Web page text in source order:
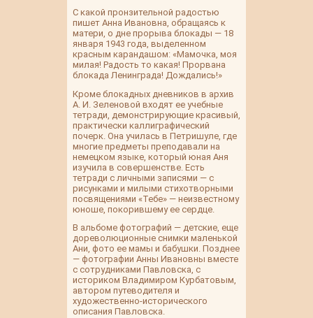
С какой пронзительной радостью
пишет Анна Ивановна, обращаясь к
матери, о дне прорыва блокады — 18
января 1943 года, выделенном
красным карандашом: «Мамочка, моя
милая! Радость то какая! Прорвана
блокада Ленинграда! Дождались!»
Кроме блокадных дневников в архив
А. И. Зеленовой входят ее учебные
тетради, демонстрирующие красивый,
практически каллиграфический
почерк. Она училась в Петришуле, где
многие предметы преподавали на
немецком языке, который юная Аня
изучила в совершенстве. Есть
тетради с личными записями — с
рисунками и милыми стихотворными
посвящениями «Тебе» — неизвестному
юноше, покорившему ее сердце.
В альбоме фотографий — детские, еще
дореволюционные снимки маленькой
Ани, фото ее мамы и бабушки. Позднее
— фотографии Анны Ивановны вместе
с сотрудниками Павловска, с
историком Владимиром Курбатовым,
автором путеводителя и
художественно-исторического
описания Павловска.